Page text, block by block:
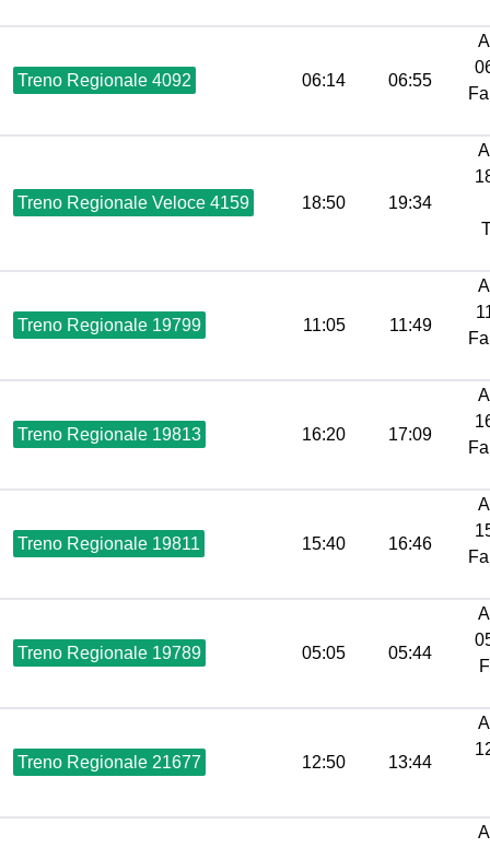
Treno Regionale 4092 06:14 06:55
Treno Regionale Veloce 4159 18:50 19:34
Treno Regionale 19799 11:05 11:49
Treno Regionale 19813 16:20 17:09
Treno Regionale 19811 15:40 16:46
Treno Regionale 19789 05:05 05:44
Treno Regionale 21677 12:50 13:44